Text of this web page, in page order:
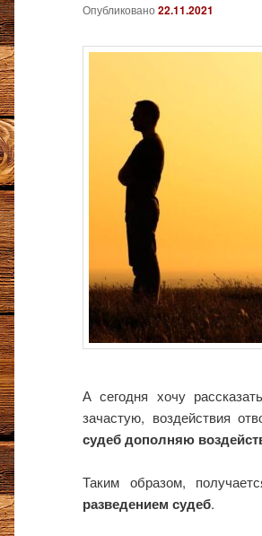
Опубликовано 22.11.2021
А сегодня хочу
зачастую, воздействия
судеб дополняю
Таким образом,
разведением судеб.